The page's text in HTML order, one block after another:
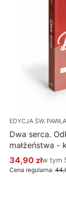
EDYCJA ŚW. PAWŁA
Dwa serca.
małżeństwa -
Cena
34,90 złw tym
w tym
Cena regularna: